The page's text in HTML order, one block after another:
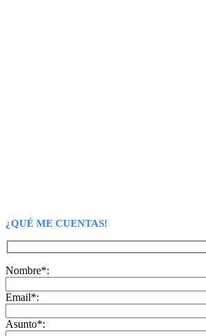
¿QUÉ ME CUENTAS!
Nombre*:
Email*:
Asunto*: